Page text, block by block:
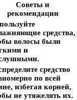
Советы и
рекомендации
средства,
волосы были
и
средство
по всей
избегая корней,
не утяжелять их.